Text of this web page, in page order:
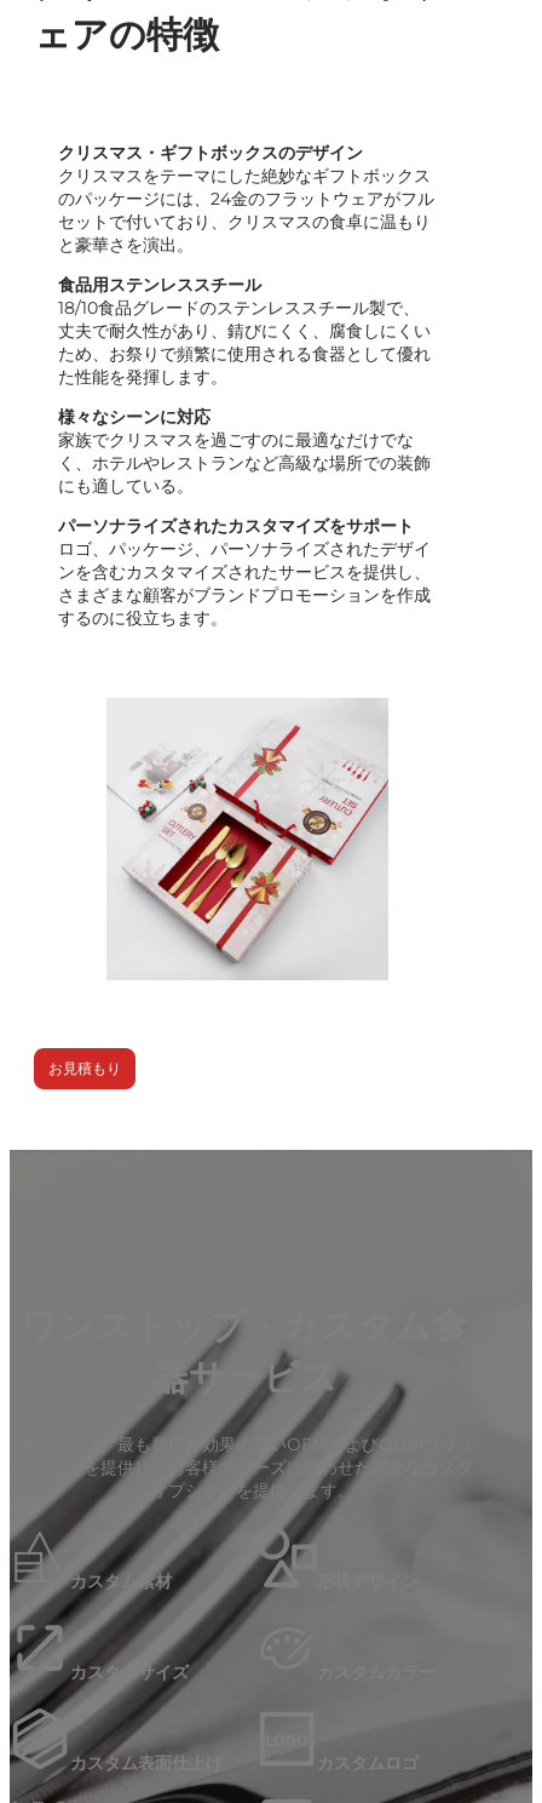
ェアの特徴
クリスマス・ギフトボックスのデザイン
クリスマスをテーマにした絶妙なギフトボックス
のパッケージには、24金のフラットウェアがフル
セットで付いており、クリスマスの食卓に温もり
と豪華さを演出。
食品用ステンレススチール
18/10食品グレードのステンレススチール製で、
丈夫で耐久性があり、錆びにくく、腐食しにくい
ため、お祭りで頻繁に使用される食器として優れ
た性能を発揮します。
様々なシーンに対応
家族でクリスマスを過ごすのに最適なだけでな
く、ホテルやレストランなど高級な場所での装飾
にも適している。
パーソナライズされたカスタマイズをサポート
ロゴ、パッケージ、パーソナライズされたデザイ
ンを含むカスタマイズされたサービスを提供し、
さまざまな顧客がブランドプロモーションを作成
するのに役立ちます。
お見積もり
ワンストップ・カスタム食
器サービス
マカレンは、最も費用対効果の高いOEMおよびODMソリュ
ーションを提供し、お客様のニーズに合わせた完全なカスタ
ムオプションを提供します。
カスタム素材
カスタムサイズ
カスタム表面仕上げ カスタムロゴ